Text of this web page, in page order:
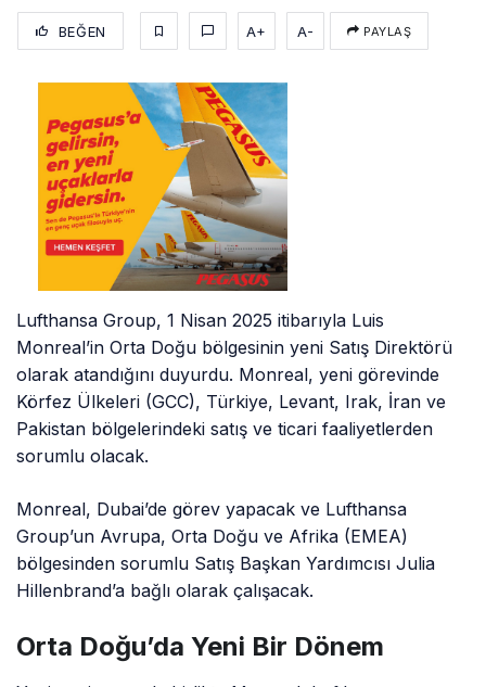
BEĞEN A+ A- PAYLAŞ
Lufthansa Group, 1 Nisan 2025 itibarıyla Luis
Monreal’in Orta Doğu bölgesinin yeni Satış Direktörü
olarak atandığını duyurdu. Monreal, yeni görevinde
Körfez Ülkeleri (GCC), Türkiye, Levant, Irak, İran ve
Pakistan bölgelerindeki satış ve ticari faaliyetlerden
sorumlu olacak.
Monreal, Dubai’de görev yapacak ve Lufthansa
Group’un Avrupa, Orta Doğu ve Afrika (EMEA)
bölgesinden sorumlu Satış Başkan Yardımcısı Julia
Hillenbrand’a bağlı olarak çalışacak.
Orta Doğu’da Yeni Bir Dönem